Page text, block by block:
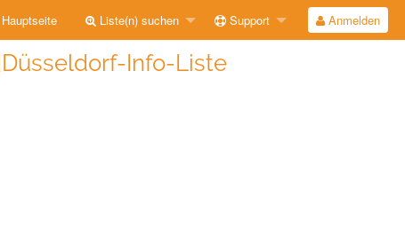
Liste(n) suchen Support Anmelden
Info-Liste